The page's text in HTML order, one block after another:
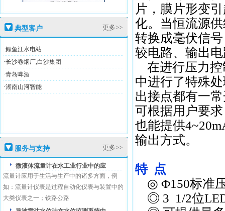
盛恩商标注册证
典型客户 更多>>
·鲤鱼江水电站
·长沙卷烟厂,白沙集团
·青岛啤酒
·湖南山河智能
服务与支持 更多>>
微液体流量计在水工业行业中的应
流量计应用于生活与生产中的诸多方面，例
如：流量计仪表是过程自动化仪表与装置中的
大类仪表之一；铁路公路
片，膜片形变
化。当恒流源
转换成毫伏信
较电路、输出
在进行压力控
中进行了特殊
出接点都有一
可根据用户要
也能提供
输出方式。
特 点
◎ Φ150标准
◎ 3 1/2位